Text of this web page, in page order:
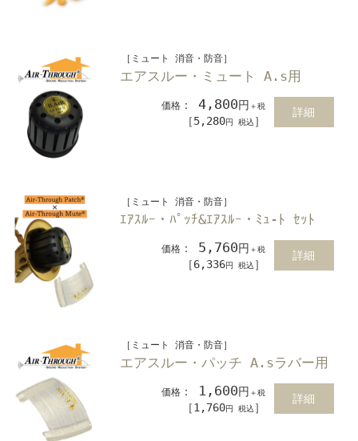
［ミュート 消音・防音］
エアスルー・ミュート A.s用
価格 ：4,800円 ＋税
［5,280円 税込 ］
詳細
［ミュート 消音・防音］
ｴｱｽﾙｰ・ﾊﾟｯﾁ&ｴｱｽﾙｰ・ﾐｭ-ﾄ ｾｯﾄ
価格 ： 5,760円 ＋税
［6,336円 税込 ］
詳細
［ミュート 消音・防音］
エアスルー・パッチ A.sラバー用
価格 ： 1,600円 ＋税
［1,760円 税込 ］
詳細